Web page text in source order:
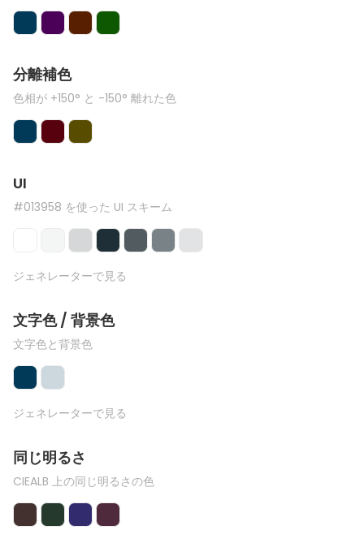
分離補色
色相が +150° と -150° 離れた色
UI
#013958 を使った UI スキーム
ジェネレーターで見る
文字色 / 背景色
文字色と背景色
ジェネレーターで見る
同じ明るさ
CIEALB 上の同じ明るさの色